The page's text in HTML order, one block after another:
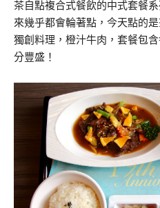
茶自點複合式餐飲的中式套餐
來幾乎都會輪著點，今天點的
獨創料理，橙汁牛肉，套餐包
分豐盛！